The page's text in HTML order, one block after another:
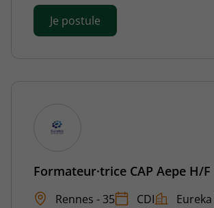
Je postule
Formateur·trice CAP Aepe H/F
Rennes - 35 CDI